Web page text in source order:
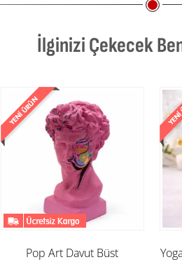
İlginizi Çekecek
Pop Art Davut Büst